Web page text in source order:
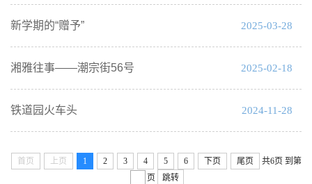
新学期的“赠予” 2025-03-28
湘雅往事——潮宗街56号 2025-02-18
铁道园火车头 2024-11-28
首页 上页 1 2 3 4 5 6 下页 尾页 共6页 到第
页
跳转